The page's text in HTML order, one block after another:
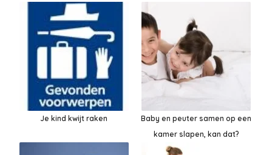
Je kind kwijt raken
Baby en peuter samen op een
kamer slapen, kan dat?